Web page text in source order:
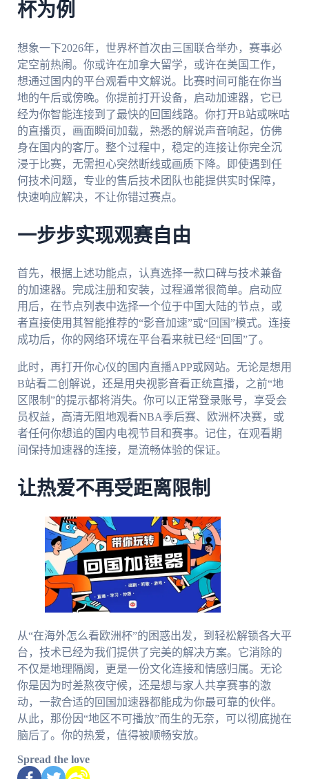
杯为例
想象一下2026年，世界杯首次由三国联合举办，赛事必
定空前热闹。你或许在加拿大留学，或许在美国工作，
想通过国内的平台观看中文解说。比赛时间可能在你当
地的午后或傍晚。你提前打开设备，启动加速器，它已
经为你智能连接到了最快的回国线路。你打开B站或咪咕
的直播页，画面瞬间加载，熟悉的解说声音响起，仿佛
身在国内的客厅。整个过程中，稳定的连接让你完全沉
浸于比赛，无需担心突然断线或画质下降。即使遇到任
何技术问题，专业的售后技术团队也能提供实时保障，
快速响应解决，不让你错过赛点。
一步步实现观赛自由
首先，根据上述功能点，认真选择一款口碑与技术兼备
的加速器。完成注册和安装，过程通常很简单。启动应
用后，在节点列表中选择一个位于中国大陆的节点，或
者直接使用其智能推荐的“影音加速”或“回国”模式。连接
成功后，你的网络环境在平台看来就已经“回国”了。
此时，再打开你心仪的国内直播APP或网站。无论是想用
B站看二创解说，还是用央视影音看正统直播，之前“地
区限制”的提示都将消失。你可以正常登录账号，享受会
员权益，高清无阻地观看NBA季后赛、欧洲杯决赛，或
者任何你想追的国内电视节目和赛事。记住，在观看期
间保持加速器的连接，是流畅体验的保证。
让热爱不再受距离限制
从“在海外怎么看欧洲杯”的困惑出发，到轻松解锁各大平
台，技术已经为我们提供了完美的解决方案。它消除的
不仅是地理隔阂，更是一份文化连接和情感归属。无论
你是因为时差熬夜守候，还是想与家人共享赛事的激
动，一款合适的回国加速器都能成为你最可靠的伙伴。
从此，那份因“地区不可播放”而生的无奈，可以彻底抛在
脑后了。你的热爱，值得被顺畅安放。
Spread the love